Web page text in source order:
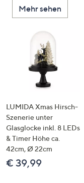
Mehr sehen
LUMIDA Xmas Hirsch-
Szenerie unter
Glasglocke inkl. 8 LEDs
& Timer Höhe ca.
42cm, Ø 22cm
€ 39,99